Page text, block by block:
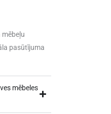
pasūtījuma
mēbeles